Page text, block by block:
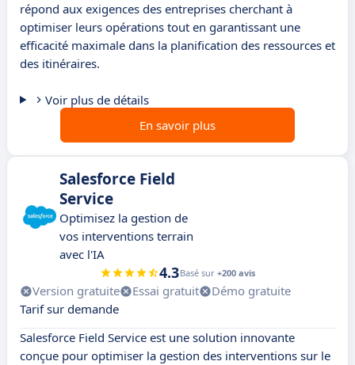
répond aux exigences des entreprises cherchant à
optimiser leurs opérations tout en garantissant une
efficacité maximale dans la planification des ressources et
des itinéraires.
Voir plus de détails
En savoir plus
Salesforce Field
Service
Optimisez la gestion de
vos interventions terrain
avec l'IA
4.3Basé sur +200 avis
Version gratuite Essai gratuit
Démo gratuite
Tarif sur demande
Salesforce Field Service est une solution innovante
conçue pour optimiser la gestion des interventions sur le